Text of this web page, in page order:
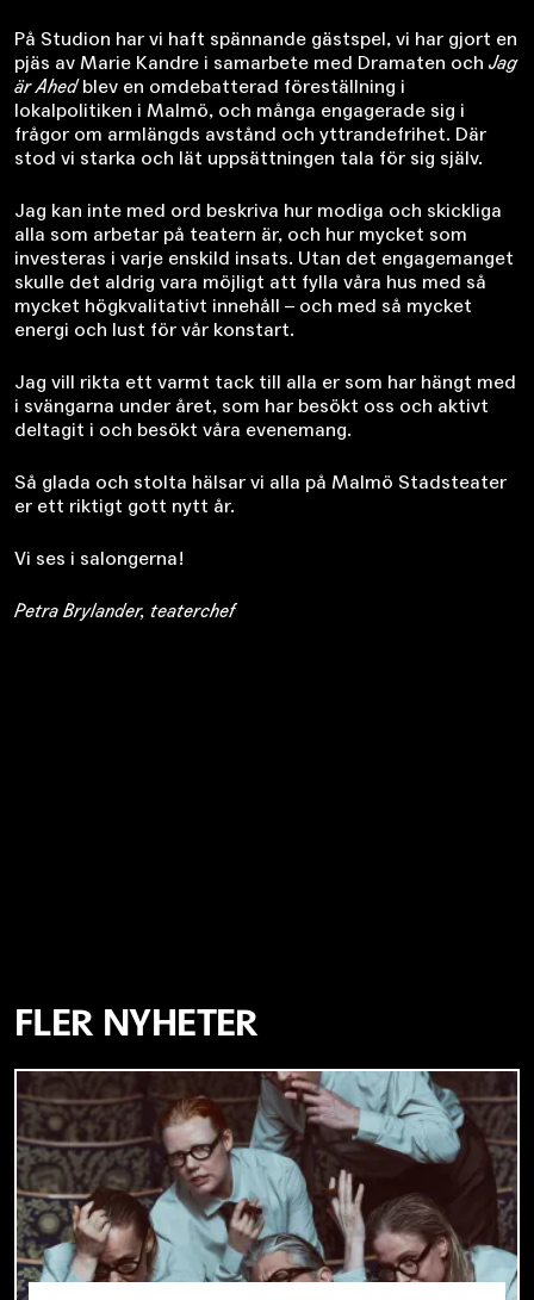
På Studion har vi haft spännande gästspel, vi har gjort en
pjäs av Marie Kandre i samarbete med Dramaten och Jag
är Ahedblev en omdebatterad föreställning i
lokalpolitiken i Malmö, och många engagerade sig i
frågor om armlängds avstånd och yttrandefrihet. Där
stod vi starka och lät uppsättningen tala för sig själv.
Jag kan inte med ord beskriva hur modiga och skickliga
alla som arbetar på teatern är, och hur mycket som
investeras i varje enskild insats. Utan det engagemanget
skulle det aldrig vara möjligt att fylla våra hus med så
mycket högkvalitativt innehåll – och med så mycket
energi och lust för vår konstart.
Jag vill rikta ett varmt tack till alla er som har hängt med
i svängarna under året, som har besökt oss och aktivt
deltagit i och besökt våra evenemang.
Så glada och stolta hälsar vi alla på Malmö Stadsteater
er ett riktigt gott nytt år.
Vi ses i salongerna!
Petra Brylander, teaterchef
FLER NYHETER